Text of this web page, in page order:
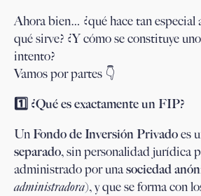
Ahora bien… ¿qué hace tan especial
qué sirve? ¿Y cómo se constituye
intento?
Vamos por partes 👇
1️ ⃣ ¿Qué es exactamente un FIP?
Un Fondo de Inversión Privadoes
separado, sin personalidad jurídica
administrado por unasociedad
administradora), y que se forma con